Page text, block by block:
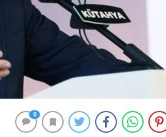
0